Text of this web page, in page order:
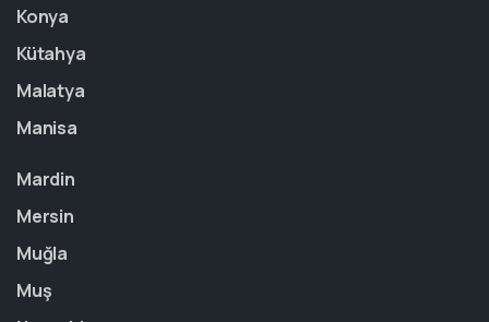
Konya
Kütahya
Malatya
Manisa
Mardin
Mersin
Muğla
Muş